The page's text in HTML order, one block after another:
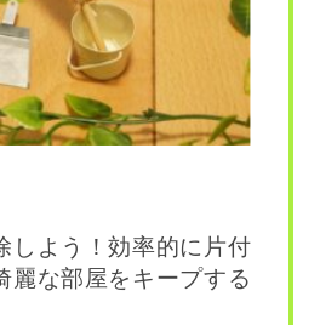
しよう！効率的に片付
麗な部屋をキープする